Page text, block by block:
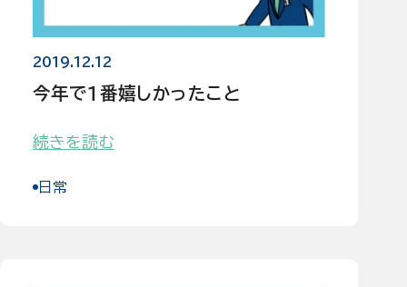
お問い合わせ
2019.12.12
今年で１番嬉しかったこと
続きを読む
日常